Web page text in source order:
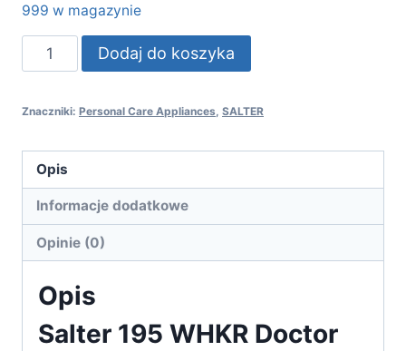
999 w magazynie
ilość
Salter
WHKR
Mechaniczna
waga
lazienkowa,
waga
fitness,
zakr
Dodaj do koszyka
Znaczniki: Personal Care Appliances, SALTER
Opis
Informacje dodatkowe
Opinie (0)
Opis
Salter 195 WHKR Doctor